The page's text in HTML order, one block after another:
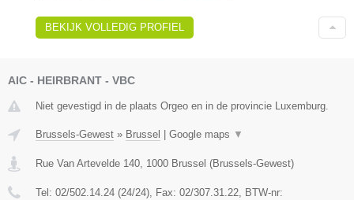
BEKIJK VOLLEDIG PROFIEL
AIC - HEIRBRANT - VBC
Niet gevestigd in de plaats Orgeo en in de provincie Luxemburg.
Brussels-Gewest » Brussel | Google maps ▼
Rue Van Artevelde 140 1000 Brussel (Brussels-Gewest)
Tel: 02/502.14.24 (24/24) , Fax: 02/307.31.22 , BTW-nr: